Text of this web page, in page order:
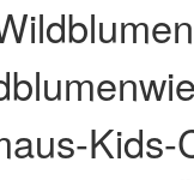
Kids-